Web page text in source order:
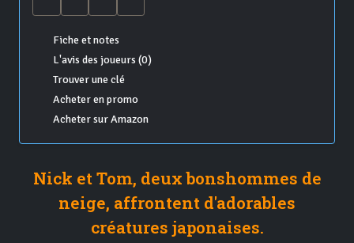
Fiche et notes
L'avis des joueurs (0)
Trouver une clé
Acheter en promo
Acheter sur Amazon
Nick et Tom, deux bonshommes de
neige, affrontent d'adorables
créatures japonaises.